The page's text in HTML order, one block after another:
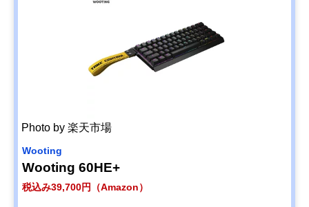
Photo by 楽天市場
Wooting
Wooting 60HE+
税込み39,700円（Amazon）